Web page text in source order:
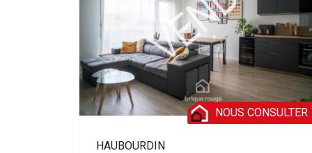
commune organise
Un patrimoine
commune abrite
Sequedin est
se promener ou se
NOUS CONSULTER
HAUBOURDIN